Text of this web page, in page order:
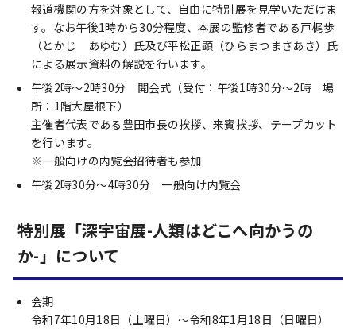
報道機関の方を対象として、自由に特別展を見学いただけま
す。なお午後1時から30分程度、本展の監修者である戸梶歩
（とかじ あゆむ）氏及び平松正顕（ひらまつまさあき）氏
による展示資料の解説を行います。
午後2時～2時30分 開会式（受付：午後1時30分～2時 場
所：1階大屋根下）
主催者代表である豊田市長の挨拶、来賓挨拶、テープカット
を行います。
※一般向けの内覧会招待者も参加
午後2時30分～4時30分 一般向け内覧会
特別展「深宇宙展-人類はどこへ向かうの
か-」について
会期
令和7年10月18日（土曜日）～令和8年1月18日（日曜日）